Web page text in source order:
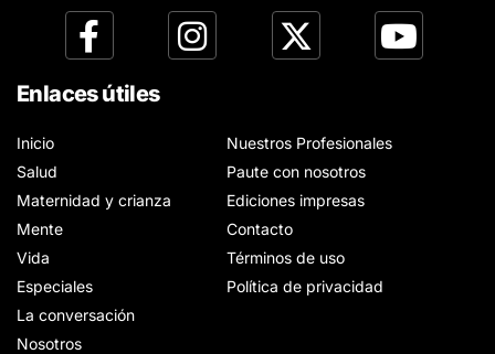
Enlaces útiles
Inicio
Salud
Maternidad y crianza
Mente
Vida
Especiales
La conversación
Nosotros
Nuestros Profesionales
Paute con nosotros
Ediciones impresas
Contacto
Términos de uso
Política de privacidad